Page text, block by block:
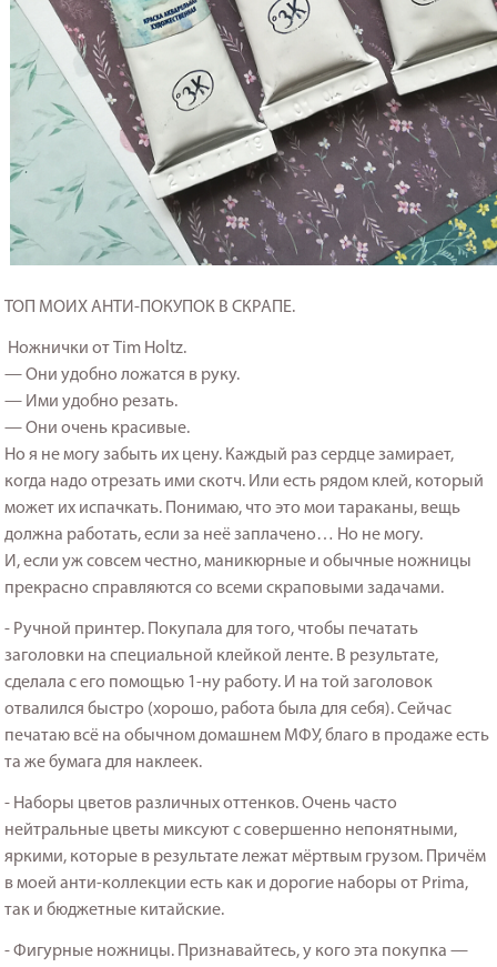
ТОП МОИХ АНТИ-ПОКУПОК В СКРАПЕ.
Ножнички от Tim Holtz.
— Они удобно ложатся в руку.
— Ими удобно резать.
— Они очень красивые.
Но я не могу забыть их цену. Каждый раз сердце замирает,
когда надо отрезать ими скотч. Или есть рядом клей, который
может их испачкать. Понимаю, что это мои тараканы, вещь
должна работать, если за неё заплачено… Но не могу.
И, если уж совсем честно, маникюрные и обычные ножницы
прекрасно справляются со всеми скраповыми задачами.
- Ручной принтер. Покупала для того, чтобы печатать
заголовки на специальной клейкой ленте. В результате,
сделала с его помощью 1-ну работу. И на той заголовок
отвалился быстро (хорошо, работа была для себя). Сейчас
печатаю всё на обычном домашнем МФУ, благо в продаже есть
та же бумага для наклеек.
- Наборы цветов различных оттенков. Очень часто
нейтральные цветы миксуют с совершенно непонятными,
яркими, которые в результате лежат мёртвым грузом. Причём
в моей анти-коллекции есть как и дорогие наборы от Prima,
так и бюджетные китайские.
- Фигурные ножницы. Признавайтесь, у кого эта покупка —